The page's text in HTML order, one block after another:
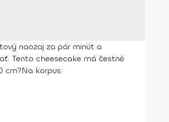
naozaj za pár minút a
Tento cheesecake má čestné
cm?Na korpus: